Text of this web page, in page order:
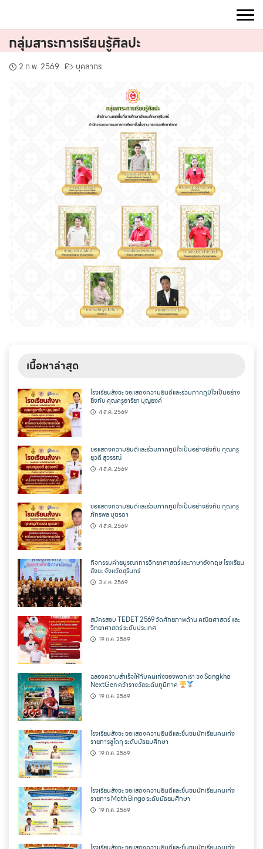
content
กลุ่มสาระการเรียนรู้ศิลปะ
2 ก.พ. 2569 บุคลากร
เนื้อหาล่าสุด
โรงเรียนสังขะ ขอแสดงความยินดีและร่วมภาคภูมิใจเป็นอย่าง
ยิ่งกับ คุณครูอารียา บุญยงค์
4 ส.ค. 2569
ขอแสดงความยินดีและร่วมภาคภูมิใจเป็นอย่างยิ่งกับ คุณครู
ยุวดี สุวรรณ์
4 ส.ค. 2569
ขอแสดงความยินดีและร่วมภาคภูมิใจเป็นอย่างยิ่งกับ คุณครู
ภัทรพล บุตรดา
4 ส.ค. 2569
กิจกรรมค่ายบูรณาการวิทยาศาสตร์และภาษาอังกฤษ โรงเรียน
สังขะ จังหวัดสุรินทร์
3 ส.ค. 2569
สมัครสอบ TEDET 2569 วัดศักยภาพด้าน คณิตศาสตร์ และ
วิทยาศาสตร์ ระดับประเทศ
19 ก.ค. 2569
ฉลองความสำเร็จให้กับคนเก่งของพวกเรา วง Sangkha
NextGen คว้ารางวัลระดับภูมิภาค
19 ก.ค. 2569
โรงเรียนสังขะ ขอแสดงความยินดีและชื่นชมนักเรียนคนเก่ง
รายการซูโดกุ ระดับมัธยมศึกษา
19 ก.ค. 2569
โรงเรียนสังขะ ขอแสดงความยินดีและชื่นชมนักเรียนคนเก่ง
รายการ Math Bingo ระดับมัธยมศึกษา
19 ก.ค. 2569